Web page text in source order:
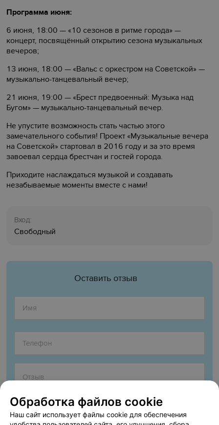
Программа июня:
6 июня, 18:00 — «10 сезонов в ритме города» —
концерт, посвящённый открытию сезона музыкальных
вечеров;
13 июня, 18:00 — «Вальс с оркестром на Советской» —
музыкально-танцевальный вечер;
21 июня, 19:00 — «Брест предвоенный: Музыка над
Бугом» — музыкально-танцевальный вечер.
Не упустите возможность стать частью этого
замечательного события! Проект «Музыкальные вечера
на Советской» стартовал в 2016 году и за это время
завоевал сердца брестчан и гостей города.
Приходите наслаждаться музыкой и создавать
незабываемые моменты вместе с нами!
Вход:
Свободный
Оставить отзыв
Обработка файлов cookie
Наш сайт использует файлы cookie для обеспечения